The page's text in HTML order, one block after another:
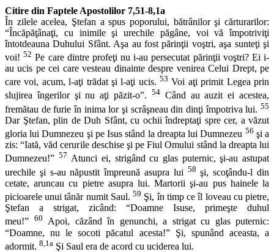
Citire din Faptele Apostolilor 7,51-8,1a
În zilele acelea, Ştefan a spus poporului, bătrânilor şi cărturarilor:
“Încăpăţânaţi, cu inimile şi urechile păgâne, voi vă împotriviţi
întotdeauna Duhului Sfânt. Aşa au fost părinţii voştri, aşa sunteţi şi
voi!52 Pe care dintre profeţi nu i-au persecutat părinţii voştri? Ei i-
au ucis pe cei care vesteau dinainte despre venirea Celui Drept, pe
care voi, acum, l-aţi trădat şi l-aţi ucis.53 Voi aţi primit Legea prin
slujirea îngerilor şi nu aţi păzit-o”. 54Când au auzit ei acestea,
fremătau de furie în inima lor şi scrâşneau din dinţi împotriva lui. 55
Dar Ştefan, plin de Duh Sfânt, cu ochii îndreptaţi spre cer, a văzut
gloria lui Dumnezeu şi pe Isus stând la dreapta lui Dumnezeu 56 şi a
zis: “Iată, văd cerurile deschise şi pe Fiul Omului stând la dreapta lui
Dumnezeu!” 57 Atunci ei, strigând cu glas puternic, şi-au astupat
urechile şi s-au năpustit împreună asupra lui 58 şi, scoţându-l din
cetate, aruncau cu pietre asupra lui. Martorii şi-au pus hainele la
picioarele unui tânăr numit Saul.59 Şi, în timp ce îl loveau cu pietre,
Ştefan a strigat, zicând: “Doamne Isuse, primeşte duhul
meu!” 60 Apoi, căzând în genunchi, a strigat cu glas puternic:
“Doamne, nu le socoti păcatul acesta!” Şi, spunând aceasta, a
adormit. 8,1a Şi Saul era de acord cu uciderea lui.